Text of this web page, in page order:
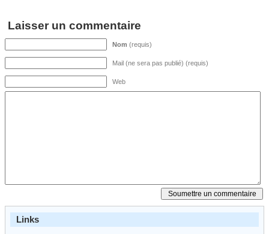
Laisser un commentaire
Nom (requis)
Mail (ne sera pas publié) (requis)
Web
Links